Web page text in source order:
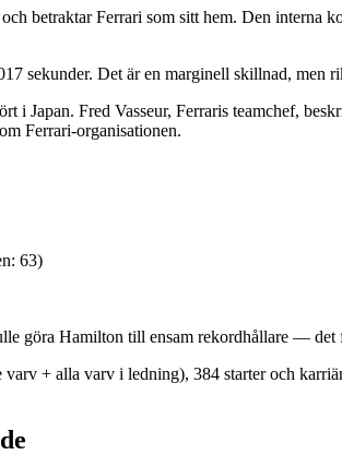
betraktar Ferrari som sitt hem. Den interna
sekunder. Det är en marginell skillnad, men
Japan. Fred Vasseur, Ferraris teamchef,
Ferrari-organisationen.
63)
göra Hamilton till ensam rekordhållare — det
+ alla varv i ledning), 384 starter och